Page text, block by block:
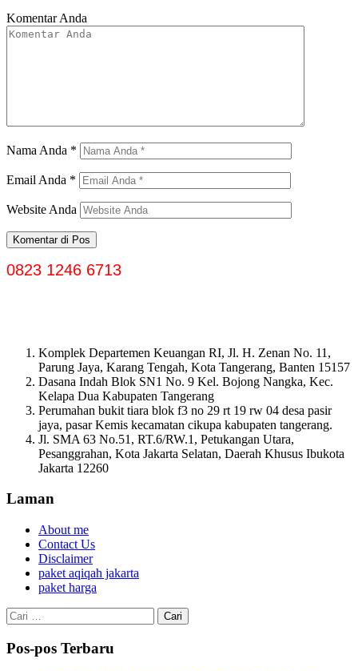
Komentar Anda
Nama Anda *
Email Anda *
Website Anda
0823 1246 6713
Komplek Departemen Keuangan RI, Jl. H. Zenan No. 11,
Parung Jaya, Karang Tengah, Kota Tangerang, Banten 15157
Dasana Indah Blok SN1 No. 9 Kel. Bojong Nangka, Kec.
Kelapa Dua Kabupaten Tangerang
Perumahan bukit tiara blok f3 no 29 rt 19 rw 04 desa pasir
jaya, pasar Kemis kecamatan cikupa kabupaten tangerang.
Jl. SMA 63 No.51, RT.6/RW.1, Petukangan Utara,
Pesanggrahan, Kota Jakarta Selatan, Daerah Khusus Ibukota
Jakarta 12260
Laman
About me
Contact Us
Disclaimer
paket aqiqah jakarta
paket harga
Cari
untuk:
Pos-pos Terbaru